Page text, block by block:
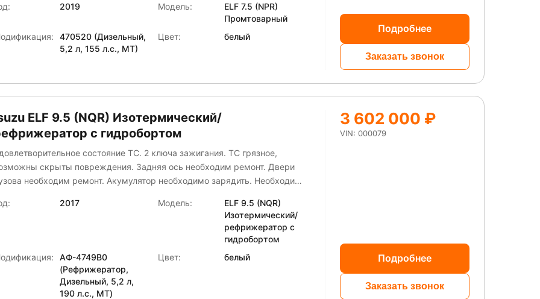
полуось. По кузову множественные вмятины, царапины.
- коррозия, следы сварки. Наличие запчастей в кузове (элементы
навесное, корзина сцепления) Отсутствуют показания пробега.
диски сцепления. Необходима диагностика в
2019 Модель:
ELF 7.5 (NPR)
Промтоварный
470520 (Дизельный,
5,2 л, 155 л.с., МТ)
Цвет: белый
Подробнее
Заказать звонок
ELF 9.5 (NQR) Изотермический/
с гидробортом
состояние ТС. 2 ключа зажигания. ТС грязное,
скрыты повреждения. Задняя ось необходим ремонт. Двери
необходим ремонт. Акумулятор необходимо зарядить. Необходи
2017 Модель:
ELF 9.5 (NQR)
Изотермический/
рефрижератор с
гидробортом
АФ-4749B0
(Рефрижератор,
Дизельный, 5,2 л,
190 л.с., МТ)
Цвет: белый
3 602 000 ₽
VIN: 000079
Подробнее
Заказать звонок